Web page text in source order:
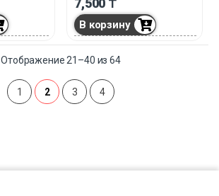
7,500 ₸
В корзину
Отображение 21–40 из 64
1 2 3 4